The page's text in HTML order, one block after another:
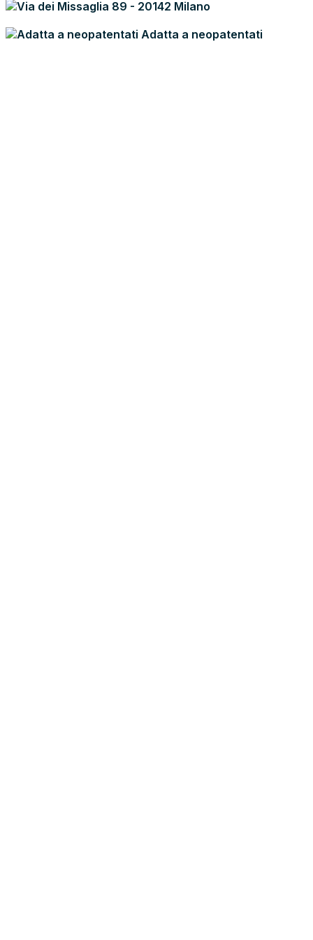
Via dei Missaglia 89 - 20142 Milano
Adatta a neopatentati